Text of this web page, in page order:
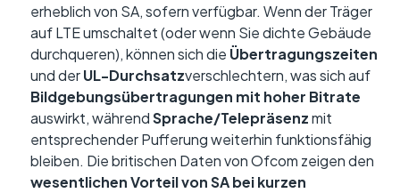
erheblich von SA, sofern verfügbar. Wenn der Träger
auf LTE umschaltet (oder wenn Sie dichte Gebäude
durchqueren), können sich die Übertragungszeiten
und derUL-Durchsatzverschlechtern, was sich auf
Bildgebungsübertragungen mit hoher Bitrate
auswirkt, währendSprache/Telepräsenzmit
entsprechender Pufferung weiterhin funktionsfähig
bleiben. Die britischen Daten von Ofcom zeigen den
wesentlichen Vorteil von SA bei kurzen